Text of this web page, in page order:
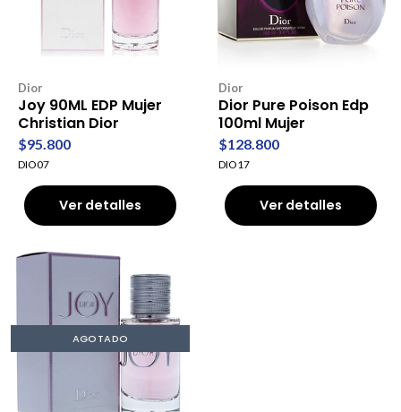
Dior
Joy 90ML EDP Mujer
Christian Dior
$95.800
DIO07
Ver detalles
Dior
Dior Pure Poison Edp
100ml Mujer
$128.800
DIO17
Ver detalles
AGOTADO